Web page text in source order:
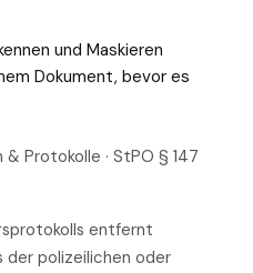
und Maskieren
Dokument, bevor es
Protokolle · StPO § 147
entfernt
der polizeilichen oder